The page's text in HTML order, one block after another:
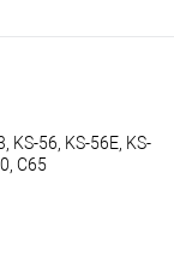
KS-56, KS-56E, KS-
C65